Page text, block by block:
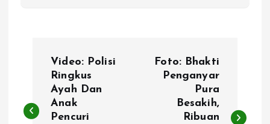
s
Video: Polisi
Ringkus
Ayah Dan
Anak
Pencuri
Foto: Bhakti
Penganyar
Pura
Besakih,
Ribuan